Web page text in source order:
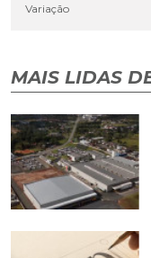
Variação
MAIS LIDAS